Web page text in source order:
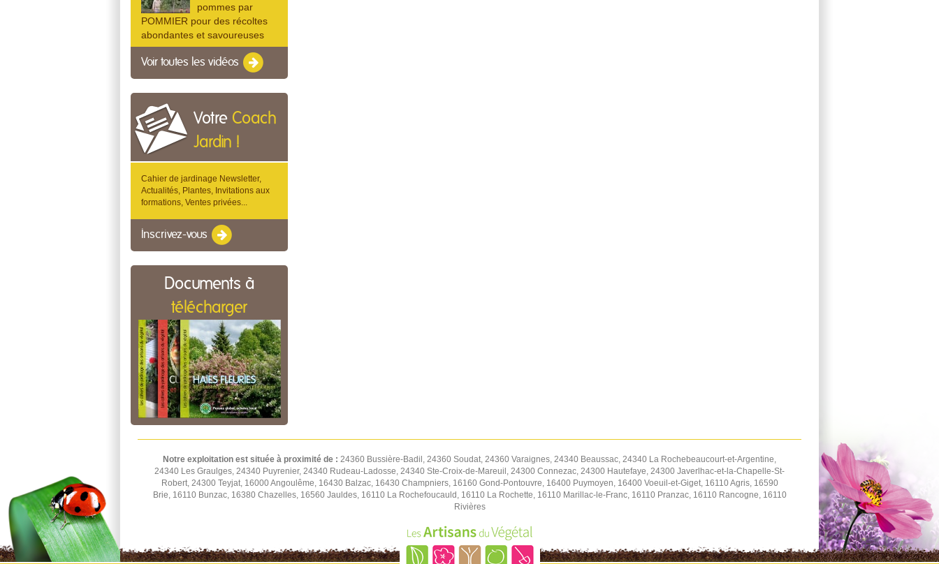
pommes par
POMMIER pour des récoltes
abondantes et savoureuses
Voir toutes les vidéos
Votre Coach
Jardin !
Cahier de jardinage Newsletter,
Actualités, Plantes, Invitations aux
formations, Ventes privées...
Inscrivez-vous
Documents à
télécharger
Notre exploitation est située à proximité de : 24360 Bussière-Badil, 24360 Soudat, 24360 Varaignes, 24340 Beaussac, 24340 La Rochebeaucourt-et-Argentine,
24340 Les Graulges, 24340 Puyrenier, 24340 Rudeau-Ladosse, 24340 Ste-Croix-de-Mareuil, 24300 Connezac, 24300 Hautefaye, 24300 Javerlhac-et-la-Chapelle-St-
Robert, 24300 Teyjat, 16000 Angoulême, 16430 Balzac, 16430 Champniers, 16160 Gond-Pontouvre, 16400 Puymoyen, 16400 Voeuil-et-Giget, 16110 Agris, 16590
Brie, 16110 Bunzac, 16380 Chazelles, 16560 Jauldes, 16110 La Rochefoucauld, 16110 La Rochette, 16110 Marillac-le-Franc, 16110 Pranzac, 16110 Rancogne, 16110
Rivières